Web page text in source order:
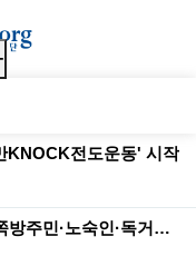
전도운동' 시작
‘짜장면 한 그릇’에 담은 사랑과 복음...쪽방주민·노숙인·독거노인 등 2천명 몰려